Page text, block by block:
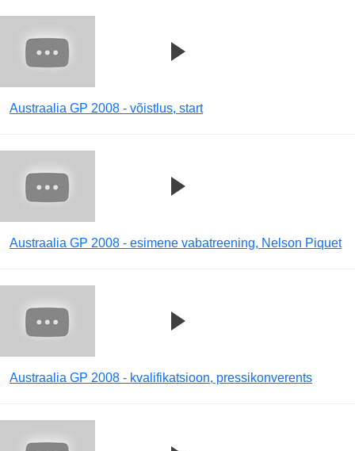
Austraalia GP 2008 - võistlus, start
Austraalia GP 2008 - esimene vabatreening, Nelson Piquet
Austraalia GP 2008 - kvalifikatsioon, pressikonverents